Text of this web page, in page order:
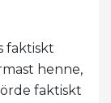
faktiskt
henne,
faktiskt